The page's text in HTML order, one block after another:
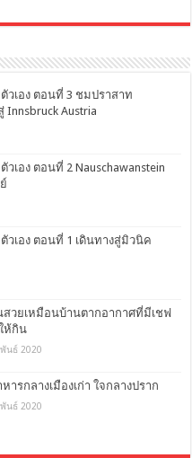
วเอง ตอนที่ 3 ชมปราสาท
Austria
เอง ตอนที่ 2 Nauschawanstein
วเอง ตอนที่ 1 เดินทางสู่มิวนิค
สวยเหมือนบ้านตากอากาศที่มีเชฟ
ห้กิน
นธ์ 2020
ารกลางเมืองเก่า ใจกลางปราก
นธ์ 2020